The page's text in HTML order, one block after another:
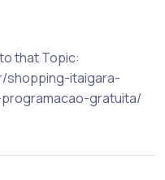
that Topic:
shopping-itaigara-
gratuita/